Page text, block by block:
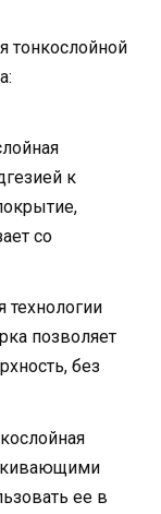
тонкослойной
к
со
технологии
позволяет
без
ее в